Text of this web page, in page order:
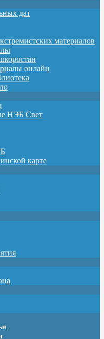
дат
материалов
онлайн
НЭБ Свет
карте